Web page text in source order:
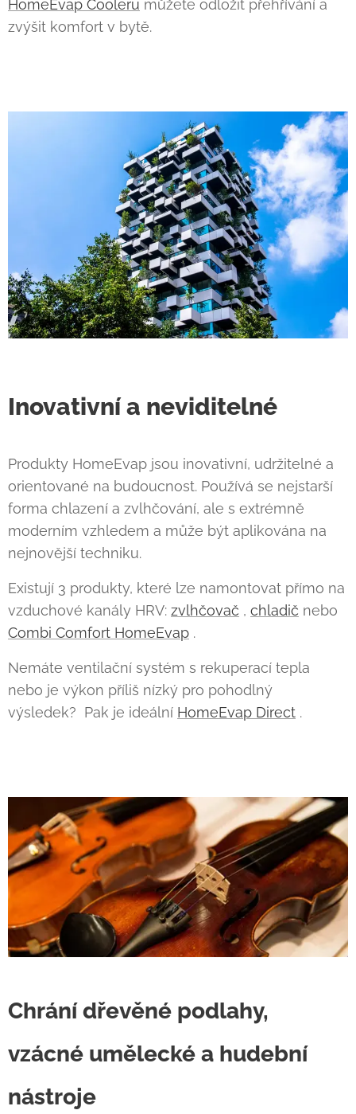
HomeEvap Cooleru můžete odložit přehřívání a
zvýšit komfort v bytě.
Inovativní a neviditelné
Produkty HomeEvap jsou inovativní, udržitelné a
orientované na budoucnost. Používá se nejstarší
forma chlazení a zvlhčování, ale s extrémně
moderním vzhledem a může být aplikována na
nejnovější techniku.
Existují 3 produkty, které lze namontovat přímo na
vzduchové kanály HRV: zvlhčovač , chladič nebo
Combi Comfort HomeEvap .
Nemáte ventilační systém s rekuperací tepla
nebo je výkon příliš nízký pro pohodlný
výsledek? Pak je ideální HomeEvap Direct .
Chrání dřevěné podlahy,
vzácné umělecké a hudební
nástroje